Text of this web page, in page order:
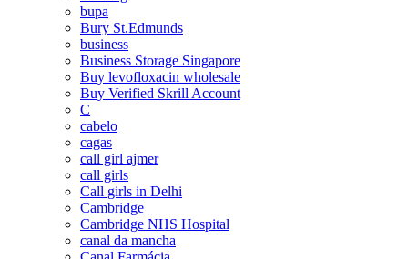
bupa
Bury St.Edmunds
business
Business Storage Singapore
Buy levofloxacin wholesale
Buy Verified Skrill Account
C
cabelo
cagas
call girl ajmer
call girls
Call girls in Delhi
Cambridge
Cambridge NHS Hospital
canal da mancha